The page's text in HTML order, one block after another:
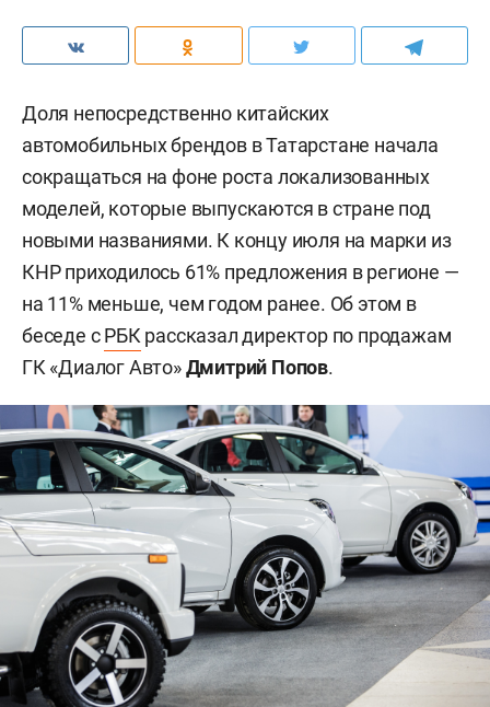
Доля непосредственно китайских
автомобильных брендов в Татарстане начала
сокращаться на фоне роста локализованных
моделей, которые выпускаются в стране под
новыми названиями. К концу июля на марки из
КНР приходилось 61% предложения в регионе —
на 11% меньше, чем годом ранее. Об этом в
беседе сРБК рассказал директор по продажам
ГК «Диалог Авто»Дмитрий Попов.